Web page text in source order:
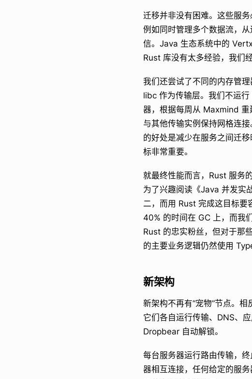
迁移并非没有困难。这些服
例如同时管理多个数据流，
信。Java 生态系统中的
Rust 库没有太多经验，我们
我们还尝试了不同的内存管
libc 作为传输层。我们不运
器，根据每周从 Maxmind 重
与其他传输实例保持网格连
的好处是减少在服务之间迁
标非常重要。
就最终性能而言，Rust 服务
为了兴趣阅读《Java 并发实
二，而用 Rust 完成这目标要
40% 的时间在 GC 上，而我
Rust 的忠实粉丝，但对于那
的主要业务逻辑仍然使用
新架构
新架构不再有“宠物”节点。
它们各自运行传输、DNS、
Dropbear 自动解锁。
每台服务器运行路由传输，
器相互连接，任何给定的服